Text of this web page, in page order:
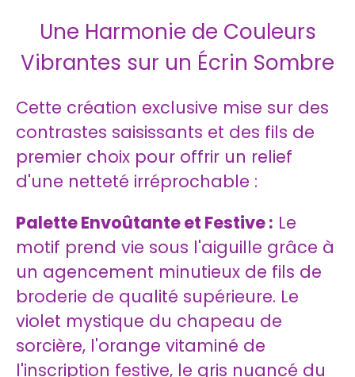
Une Harmonie de Couleurs
Vibrantes sur un Écrin Sombre
Cette création exclusive mise sur des
contrastes saisissants et des fils de
premier choix pour offrir un relief
d'une netteté irréprochable :
Palette Envoûtante et Festive : Le
motif prend vie sous l'aiguille grâce à
un agencement minutieux de fils de
broderie de qualité supérieure. Le
violet mystique du chapeau de
sorcière, l'orange vitaminé de
l'inscription festive, le gris nuancé du